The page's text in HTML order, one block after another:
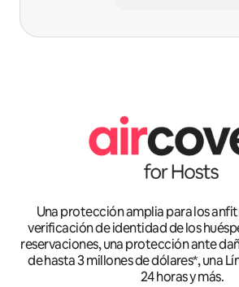
Una protección amplia para los
verificación de identidad de los
reservaciones, una protección ante
de hasta 3 millones de dólares*, una
24 horas y más.